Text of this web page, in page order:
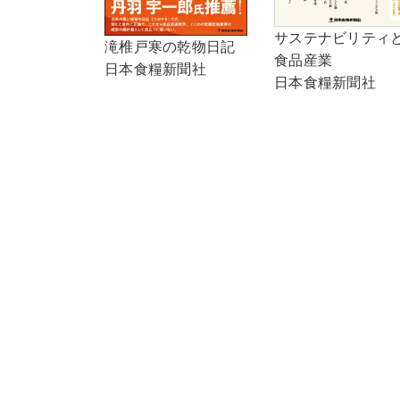
滝椎戸寒の乾物日記
日本食糧新聞社
サステナビリティ
食品産業
日本食糧新聞社